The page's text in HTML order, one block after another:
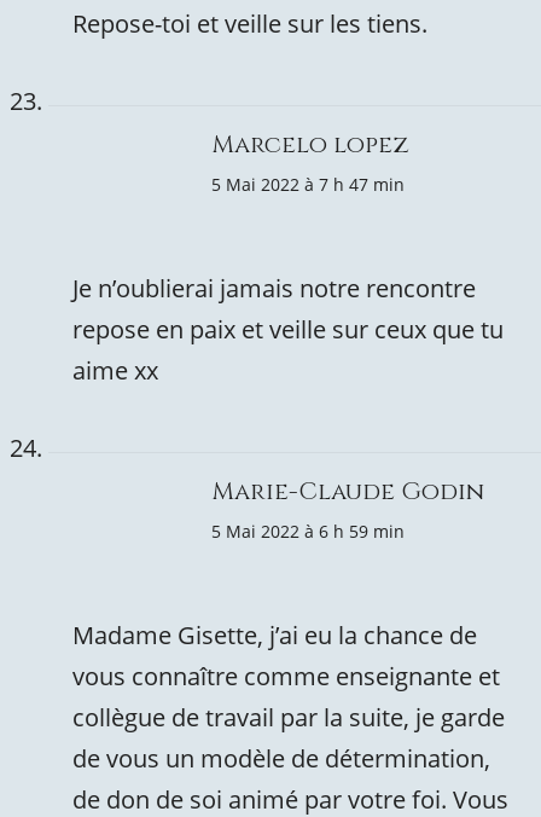
Repose-toi et veille sur les tiens.
Marcelo lopez
5 Mai 2022 à 7 h 47 min
Je n’oublierai jamais notre rencontre
repose en paix et veille sur ceux que tu
aime xx
Marie-Claude Godin
5 Mai 2022 à 6 h 59 min
Madame Gisette, j’ai eu la chance de
vous connaître comme enseignante et
collègue de travail par la suite, je garde
de vous un modèle de détermination,
de don de soi animé par votre foi. Vous